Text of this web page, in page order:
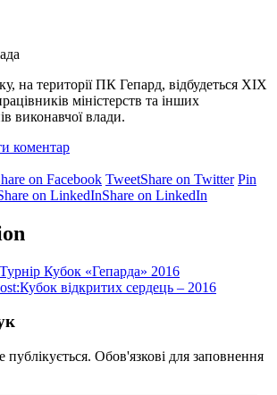
на території ПК Гепард, відбудеться XIX
міністерств та інших
виконавчої влади.
коментар
on Facebook TweetShare on Twitter Pin
on LinkedInShare on LinkedIn
Турнір Кубок «Гепарда» 2016
Кубок відкритих сердець – 2016
Обов'язкові для заповнення